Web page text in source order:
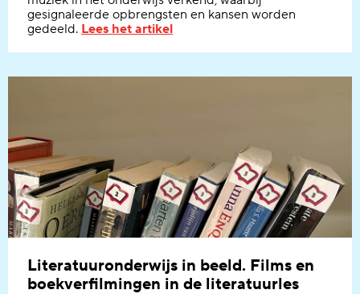
gesignaleerde opbrengsten en kansen worden
gedeeld. Lees het artikel
Literatuuronderwijs in beeld. Films en
boekverfilmingen in de literatuurles